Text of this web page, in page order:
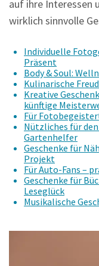
auf ihre Interessen
wirklich sinnvolle
Individuelle
Präsent
Body & Soul:
Kulinarische
Kreative
künftige
Für
Nützliches für
Gartenhelfer
Geschenke für
Projekt
Für Auto-Fans –
Geschenke für
Leseglück
Musikalische